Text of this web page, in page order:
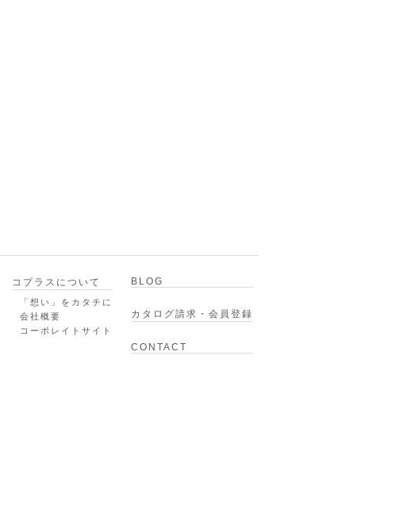
コプラスについて
「想い」をカタチに
会社概要
コーポレイトサイト
BLOG
カタログ請求・会員登録
CONTACT